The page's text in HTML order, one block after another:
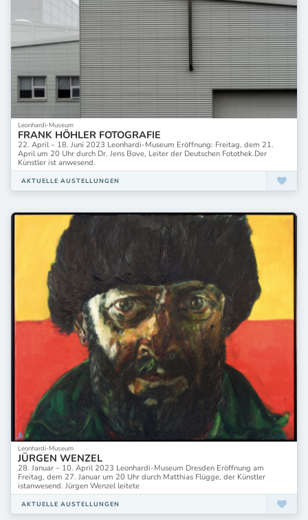
Leonhardi-Museum
FRANK HÖHLER FOTOGRAFIE
22. April – 18. Juni 2023 Leonhardi-Museum Eröffnung: Freitag, dem 21.
April um 20 Uhr durch Dr. Jens Bove, Leiter der Deutschen Fotothek.Der
Künstler ist anwesend.
AKTUELLE AUSTELLUNGEN
Leonhardi-Museum
JÜRGEN WENZEL
28. Januar – 10. April 2023 Leonhardi-Museum Dresden Eröffnung am
Freitag, dem 27. Januar um 20 Uhr durch Matthias Flügge, der Künstler
istanwesend. Jürgen Wenzel leitete
AKTUELLE AUSTELLUNGEN